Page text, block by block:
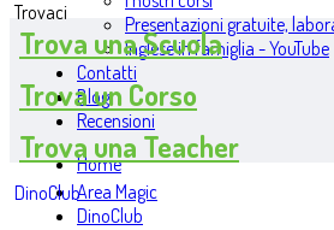
Presentazioni gratuite,
Inglese in famiglia - YouTube
Contatti
Blog
Recensioni
Home
Area Magic
DinoClub
Trovaci
Trova una Scuola
Trova un Corso
Trova una Teacher
DinoClub